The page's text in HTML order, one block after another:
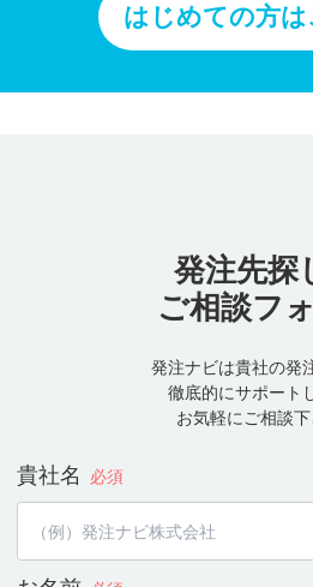
はじめての方は
発注先探
ご相談フ
発注ナビは貴社の発
徹底的にサポート
お気軽にご相談下
貴社名 必須